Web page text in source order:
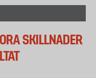
SKILLNADER